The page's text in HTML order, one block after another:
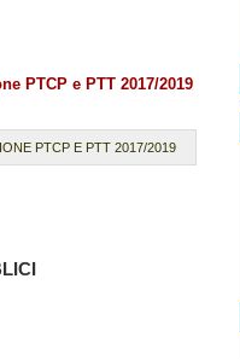
PTCP e PTT 2017/2019
PTCP E PTT 2017/2019